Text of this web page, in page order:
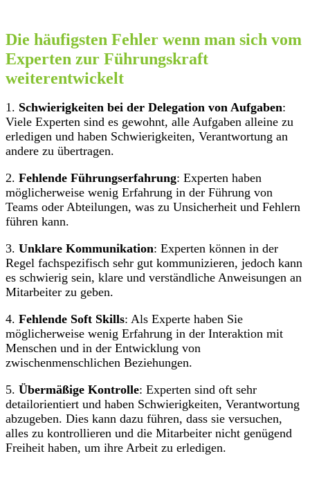
Die häufigsten Fehler wenn man sich vom
Experten zur Führungskraft
weiterentwickelt
1. Schwierigkeiten bei der Delegation von Aufgaben:
Viele Experten sind es gewohnt, alle Aufgaben alleine zu
erledigen und haben Schwierigkeiten, Verantwortung an
andere zu übertragen.
2. Fehlende Führungserfahrung: Experten haben
möglicherweise wenig Erfahrung in der Führung von
Teams oder Abteilungen, was zu Unsicherheit und Fehlern
führen kann.
3. Unklare Kommunikation: Experten können in der
Regel fachspezifisch sehr gut kommunizieren, jedoch kann
es schwierig sein, klare und verständliche Anweisungen an
Mitarbeiter zu geben.
4. Fehlende Soft Skills: Als Experte haben Sie
möglicherweise wenig Erfahrung in der Interaktion mit
Menschen und in der Entwicklung von
zwischenmenschlichen Beziehungen.
5. Übermäßige Kontrolle: Experten sind oft sehr
detailorientiert und haben Schwierigkeiten, Verantwortung
abzugeben. Dies kann dazu führen, dass sie versuchen,
alles zu kontrollieren und die Mitarbeiter nicht genügend
Freiheit haben, um ihre Arbeit zu erledigen.